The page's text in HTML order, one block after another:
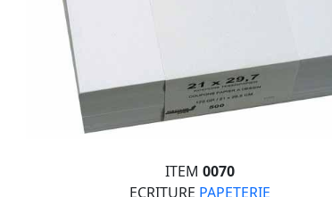
ITEM 0070
ECRITURE PAPETERIE